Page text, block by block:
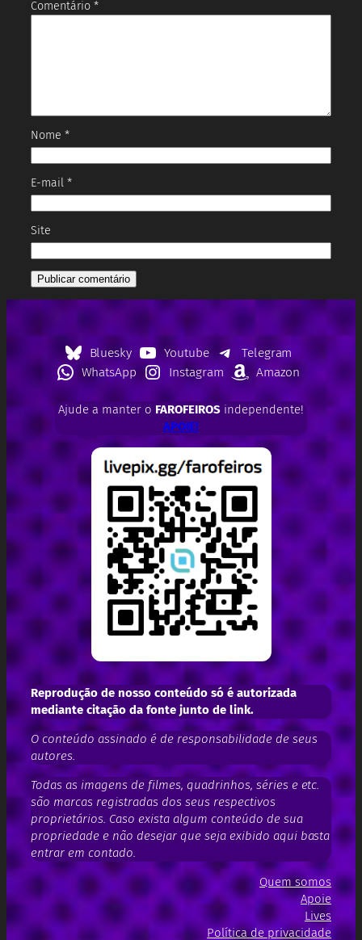
Comentário *
Nome *
E-mail *
Site
Bluesky Youtube
Telegram
WhatsApp
Instagram Amazon
Ajude a manter o FAROFEIROSindependente!
APOIE!
Reprodução de nosso conteúdo só é autorizada
mediante citação da fonte junto de link.
O conteúdo assinado é de responsabilidade de seus
autores.
Todas as imagens de filmes, quadrinhos, séries e etc.
são marcas registradas dos seus respectivos
proprietários. Caso exista algum conteúdo de sua
propriedade e não desejar que seja exibido aqui basta
entrar em contado.
Quem somos
Apoie
Lives
Política de privacidade